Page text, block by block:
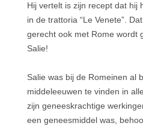
Hij vertelt is zijn recept dat hij
in de trattoria “Le Venete”.
gerecht ook met Rome wordt
Salie!
Salie was bij de Romeinen al
middeleeuwen te vinden in
zijn geneeskrachtige
een geneesmiddel was,